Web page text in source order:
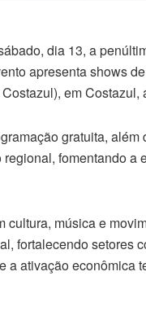
dia 13, a
apresenta shows
em Costazul,
gratuita,
fomentando
cultura, música e
fortalecendo setores
a ativação econômica